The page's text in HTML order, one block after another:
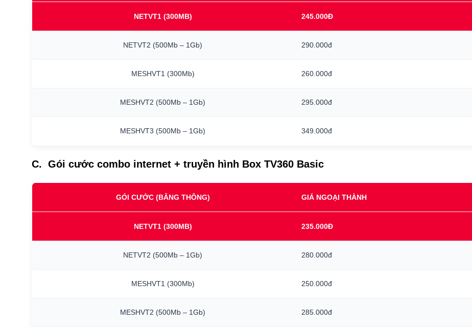
NETVT1 (300MB) 245.000Đ
NETVT2 (500Mb – 1Gb) 290.000đ
MESHVT1 (300Mb) 260.000đ
MESHVT2 (500Mb – 1Gb) 295.000đ
MESHVT3 (500Mb – 1Gb) 349.000đ
C. Gói cước combo internet + truyền hình Box TV360 Basic
GÓI CƯỚC (BĂNG THÔNG) GIÁ NGOẠI THÀNH
NETVT1 (300MB) 235.000Đ
NETVT2 (500Mb – 1Gb) 280.000đ
MESHVT1 (300Mb) 250.000đ
MESHVT2 (500Mb – 1Gb) 285.000đ